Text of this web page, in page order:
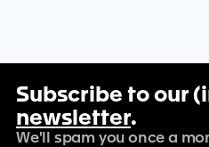
Subscribe to our
newsletter.
We'll spam you once a